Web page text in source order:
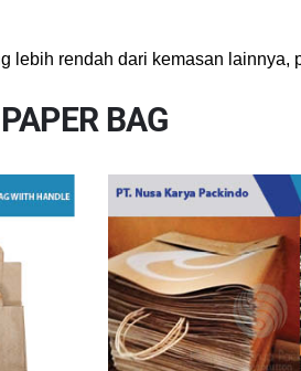
lebih rendah dari kemasan
PAPER BAG